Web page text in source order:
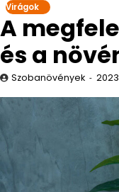
Virágok
A
és a
Szobanövények